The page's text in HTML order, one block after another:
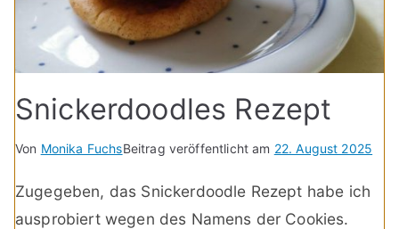
Snickerdoodles Rezept
Von Monika FuchsBeitrag veröffentlicht am 22. August 2025
Zugegeben, das Snickerdoodle Rezept habe ich
ausprobiert wegen des Namens der Cookies.